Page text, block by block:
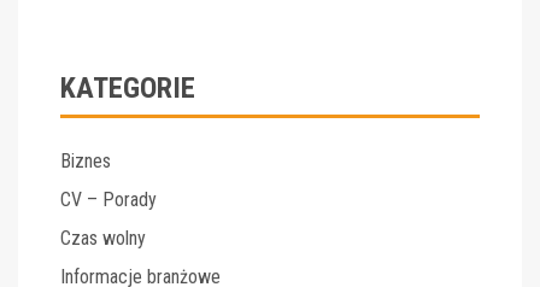
KATEGORIE
Biznes
CV – Porady
Czas wolny
Informacje branżowe